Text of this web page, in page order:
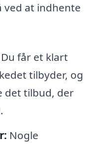
ved at indhente
Du får et klart
tilbyder, og
det tilbud, der
Nogle